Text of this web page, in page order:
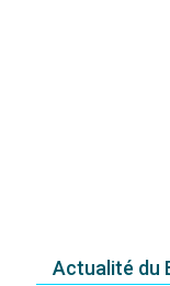
Actualité du